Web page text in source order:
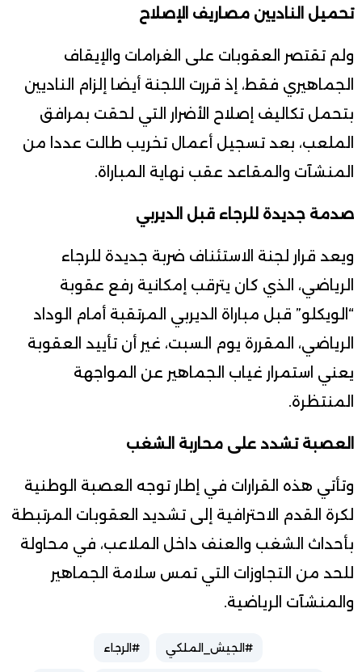
تحميل الناديين مصاريف الإصلاح
ولم تقتصر العقوبات على الغرامات والإيقاف
الجماهيري فقط، إذ قررت اللجنة أيضا إلزام الناديين
بتحمل تكاليف إصلاح الأضرار التي لحقت بمرافق
الملعب، بعد تسجيل أعمال تخريب طالت عددا من
المنشآت والمقاعد عقب نهاية المباراة.
صدمة جديدة للرجاء قبل الديربي
ويعد قرار لجنة الاستئناف ضربة جديدة للرجاء
الرياضي، الذي كان يترقب إمكانية رفع عقوبة
“الويكلو” قبل مباراة الديربي المرتقبة أمام الوداد
الرياضي، المقررة يوم السبت، غير أن تأييد العقوبة
يعني استمرار غياب الجماهير عن المواجهة
المنتظرة.
العصبة تشدد على محاربة الشغب
وتأتي هذه القرارات في إطار توجه العصبة الوطنية
لكرة القدم الاحترافية إلى تشديد العقوبات المرتبطة
بأحداث الشغب والعنف داخل الملاعب، في محاولة
للحد من التجاوزات التي تمس سلامة الجماهير
والمنشآت الرياضية.
#الجيش_الملكي #الرجاء